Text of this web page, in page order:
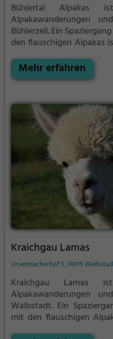
Bühlertal
Alpakawanderungen
Bühlerzell.Ein
den flauschigen Alpakas
Familie. Die
unheimliche Ruhe aus
Mehr erfahren
Kraichgau Lamas
Ursenbacherhof 1, 74915
Kraichgau
Alpakawanderungen
Waibstadt. Ein
mit den flauschigen